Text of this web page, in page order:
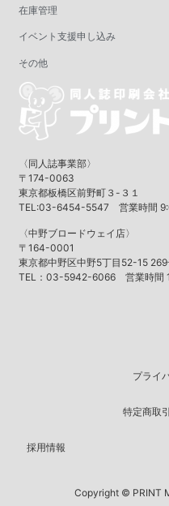
在庫管理
イベント支援申し込み
その他
〈同人誌事業部〉
〒174-0063
東京都板橋区前野町３-３１
TEL:03-6454-5547 営業時間
〈中野ブロードウェイ店〉
〒164-0001
東京都中野区中野5丁目52-15
TEL：03-5942-6066 営業時間
プライ
特定商取
採用情報
Copyright © PRINT